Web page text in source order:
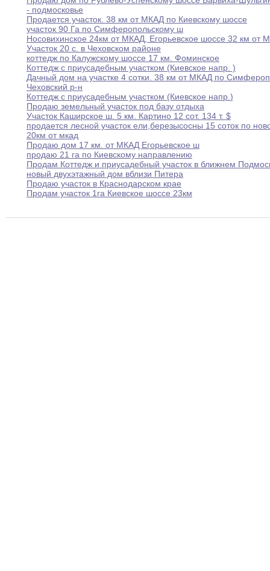
- подмосковье
Продается участок. 38 км от МКАД по Киевскому шоссе
участок 90 Га по Симферопольскому ш
Носовихинское 24км от МКАД, Егорьевское шоссе 32 км от
Участок 20 с. в Чеховском районе
коттедж по Калужскому шоссе 17 км. Фоминское
Коттедж с приусадебным участком (Киевское напр. )
Дачный дом на участке 4 сотки. 38 км от МКАД по
Чеховский р-н
Коттедж с приусадебным участком (Киевское напр.)
Продаю земельный участок под базу отдыха
Участок Каширское ш. 5 км. Картино 12 сот. 134 т. $
продается лесной участок ели,березысосны 15 соток по
20км от мкад
Продаю дом 17 км. от МКАД Егорьевское ш
продаю 21 га по Киевскому направлению
Продам Коттедж и приусадебный участок в ближнем
новый двухэтажный дом вблизи Питера
Продаю участок в Краснодарском крае
Продам участок 1га Киевское шоссе 23км